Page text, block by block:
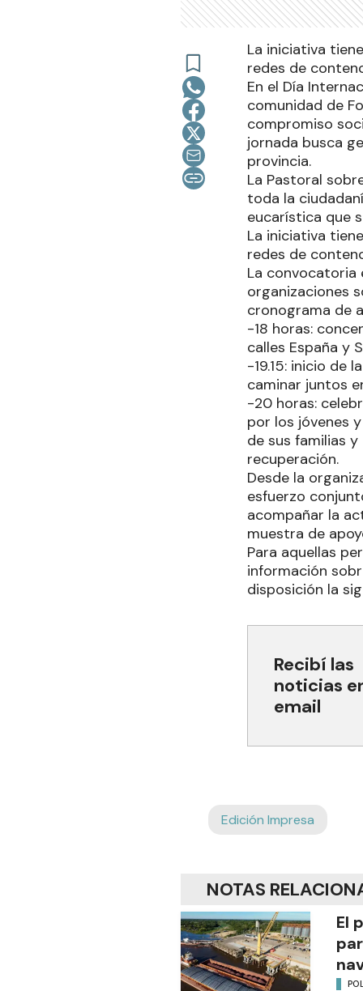
La iniciativa
redes de
En el Día
comunidad de
compromiso
jornada busca
provincia.
La Pastoral
toda la
eucarística que
La iniciativa
redes de
La convocatoria
organizaciones
cronograma de
-18 horas:
calles España y
-19.15: inicio de
caminar juntos
-20 horas:
por los jóvenes
de sus familias
recuperación.
Desde la
esfuerzo
acompañar la
muestra de
Para aquellas
información
disposición la
Recibí las
noticias
email
Edición Impresa
NOTAS
El